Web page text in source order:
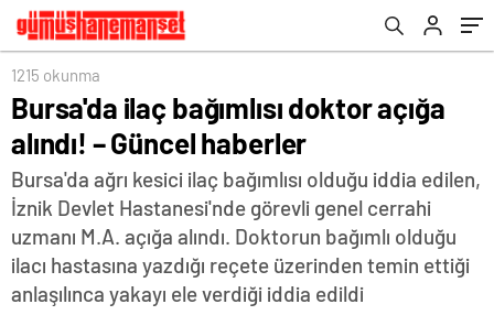
1215 okunma
Bursa'da ilaç bağımlısı doktor açığa
alındı! – Güncel haberler
Bursa'da ağrı kesici ilaç bağımlısı olduğu iddia edilen,
İznik Devlet Hastanesi'nde görevli genel cerrahi
uzmanı M.A. açığa alındı. Doktorun bağımlı olduğu
ilacı hastasına yazdığı reçete üzerinden temin ettiği
anlaşılınca yakayı ele verdiği iddia edildi